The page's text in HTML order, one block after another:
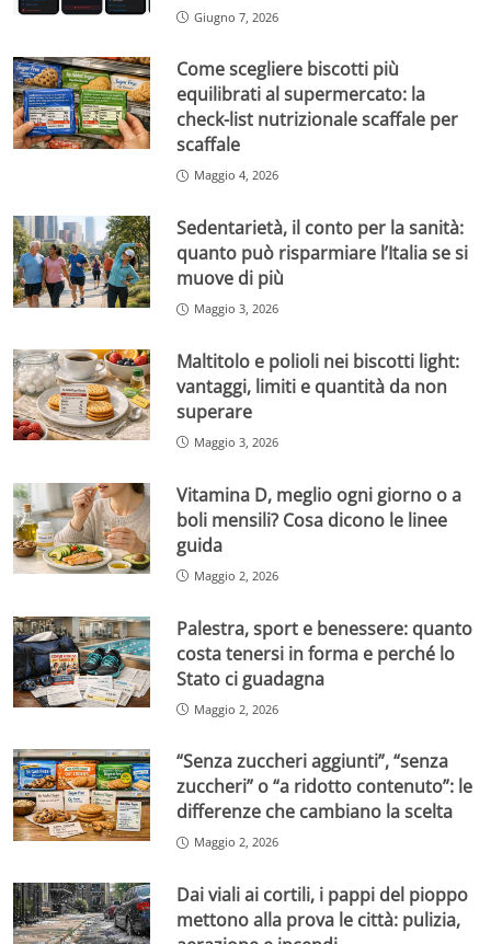
Giugno 7, 2026
Come scegliere biscotti più
equilibrati al supermercato: la
check-list nutrizionale scaffale per
scaffale
Maggio 4, 2026
Sedentarietà, il conto per la sanità:
quanto può risparmiare l’Italia se si
muove di più
Maggio 3, 2026
Maltitolo e polioli nei biscotti light:
vantaggi, limiti e quantità da non
superare
Maggio 3, 2026
Vitamina D, meglio ogni giorno o a
boli mensili? Cosa dicono le linee
guida
Maggio 2, 2026
Palestra, sport e benessere: quanto
costa tenersi in forma e perché lo
Stato ci guadagna
Maggio 2, 2026
“Senza zuccheri aggiunti”, “senza
zuccheri” o “a ridotto contenuto”: le
differenze che cambiano la scelta
Maggio 2, 2026
Dai viali ai cortili, i pappi del pioppo
mettono alla prova le città: pulizia,